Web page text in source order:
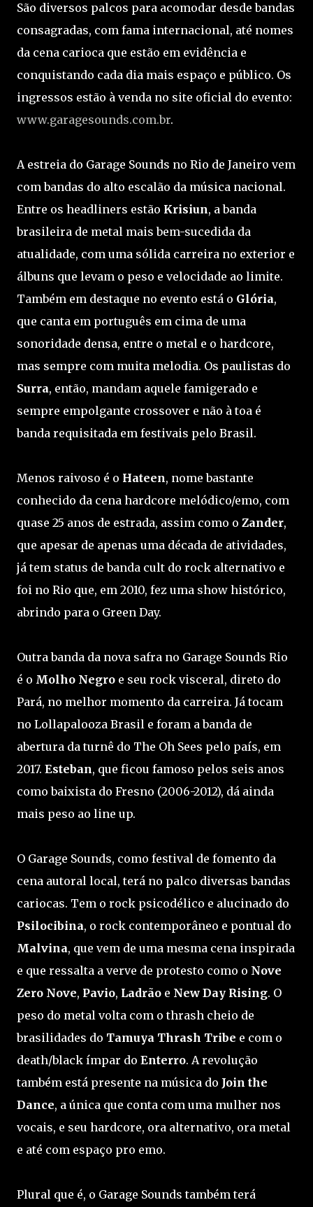
São diversos palcos para acomodar desde bandas
consagradas, com fama internacional, até nomes
da cena carioca que estão em evidência e
conquistando cada dia mais espaço e público. Os
ingressos estão à venda no site oficial do evento:
www.garagesounds.com.br.
A estreia do Garage Sounds no Rio de Janeiro vem
com bandas do alto escalão da música nacional.
Entre os headliners estão Krisiun, a banda
brasileira de metal mais bem-sucedida da
atualidade, com uma sólida carreira no exterior e
álbuns que levam o peso e velocidade ao limite.
Também em destaque no evento está o Glória,
que canta em português em cima de uma
sonoridade densa, entre o metal e o hardcore,
mas sempre com muita melodia. Os paulistas do
Surra, então, mandam aquele famigerado e
sempre empolgante crossover e não à toa é
banda requisitada em festivais pelo Brasil.
Menos raivoso é o Hateen, nome bastante
conhecido da cena hardcore melódico/emo, com
quase 25 anos de estrada, assim como o Zander,
que apesar de apenas uma década de atividades,
já tem status de banda cult do rock alternativo e
foi no Rio que, em 2010, fez uma show histórico,
abrindo para o Green Day.
Outra banda da nova safra no Garage Sounds Rio
é o Molho Negro e seu rock visceral, direto do
Pará, no melhor momento da carreira. Já tocam
no Lollapalooza Brasil e foram a banda de
abertura da turnê do The Oh Sees pelo país, em
2017. Esteban, que ficou famoso pelos seis anos
como baixista do Fresno (2006-2012), dá ainda
mais peso ao line up.
O Garage Sounds, como festival de fomento da
cena autoral local, terá no palco diversas bandas
cariocas. Tem o rock psicodélico e alucinado do
Psilocibina, o rock contemporâneo e pontual do
Malvina, que vem de uma mesma cena inspirada
e que ressalta a verve de protesto como o Nove
Zero Nove, Pavio, Ladrão e New Day Rising. O
peso do metal volta com o thrash cheio de
brasilidades do Tamuya Thrash Tribe e com o
death/black ímpar do Enterro. A revolução
também está presente na música do Join the
Dance, a única que conta com uma mulher nos
vocais, e seu hardcore, ora alternativo, ora metal
e até com espaço pro emo.
Plural que é, o Garage Sounds também terá